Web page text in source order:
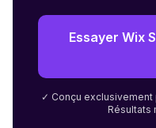
Essayer Wix
✓ Conçu
Résultats